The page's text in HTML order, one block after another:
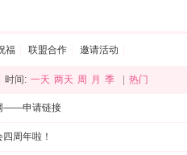
福 联盟合作 邀请活动
时间: 一天 两天 周 月 季 热门
——申请链接
周年啦！